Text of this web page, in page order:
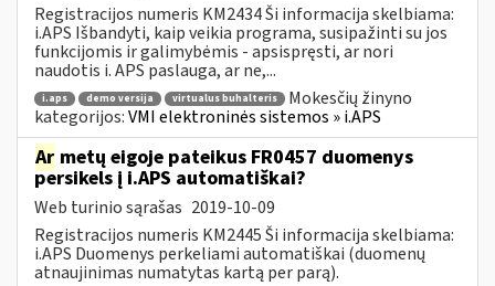
Registracijos numeris KM2434 Ši informacija skelbiama:
i.APS Išbandyti, kaip veikia programa, susipažinti su jos
funkcijomis ir galimybėmis - apsispręsti, ar nori
naudotis i. APS paslauga, ar ne,...
i.aps demo versija virtualus buhalteris
Mokesčių žinyno
kategorijos:VMI elektroninės sistemos » i.APS
Ar metų eigoje pateikus FR0457 duomenys
persikels į i.APS automatiškai?
Web turinio sąrašas 2019-10-09
Registracijos numeris KM2445 Ši informacija skelbiama:
i.APS Duomenys perkeliami automatiškai (duomenų
atnaujinimas numatytas kartą per parą).